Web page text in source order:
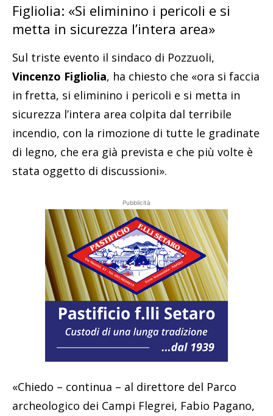
Figliolia: «Si eliminino i pericoli e si
metta in sicurezza l’intera area»
Sul triste evento il sindaco di Pozzuoli,
Vincenzo Figliolia, ha chiesto che «ora si faccia
in fretta, si eliminino i pericoli e si metta in
sicurezza l’intera area colpita dal terribile
incendio, con la rimozione di tutte le gradinate
di legno, che era già prevista e che più volte è
stata oggetto di discussioni».
Pubblicità
«Chiedo – continua – al direttore del Parco
archeologico dei Campi Flegrei, Fabio Pagano,